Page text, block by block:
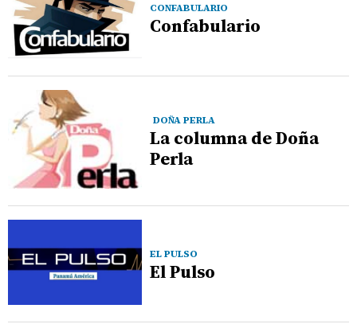
CONFABULARIO
Confabulario
DOÑA PERLA
La columna de Doña
Perla
EL PULSO
El Pulso